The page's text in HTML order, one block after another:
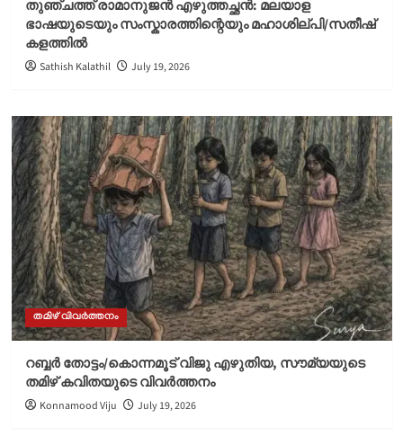
തുഞ്ചത്ത് രാമാനുജൻ എഴുത്തച്ഛൻ: മലയാള
ഭാഷയുടെയും സംസ്കാരത്തിന്റെയും മഹാശില്പി/സതീഷ്
കളത്തിൽ
Sathish Kalathil July 19, 2026
തമിഴ് വിവർത്തനം
റബ്ബർ തോട്ടം/കൊന്നമൂട് വിജു എഴുതിയ, സൗമ്യയുടെ
തമിഴ് കവിതയുടെ വിവർത്തനം
Konnamood Viju July 19, 2026